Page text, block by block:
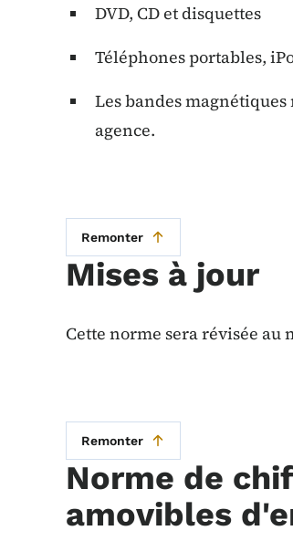
DVD, CD et disquettes
Téléphones portables,
Les bandes
agence.
Remonter
Mises à jour
Cette norme sera révisée au
Remonter
Norme de
amovibles